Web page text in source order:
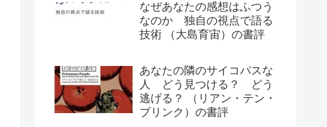
なぜあなたの感想はふつう
なのか 独自の視点で語る
技術 （大島育宙）の書評
あなたの隣のサイコパスな
人 どう見つける？ どう
逃げる？ （リアン・テン・
ブリンク）の書評